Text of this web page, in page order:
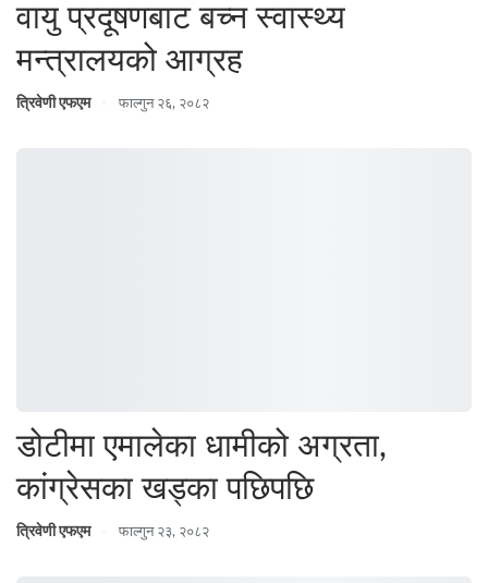
वायु प्रदूषणबाट बच्न स्वास्थ्य
मन्त्रालयको आग्रह
त्रिवेणी एफएम फाल्गुन २६, २०८२
डोटीमा एमालेका धामीको अग्रता,
कांग्रेसका खड्का पछिपछि
त्रिवेणी एफएम फाल्गुन २३, २०८२